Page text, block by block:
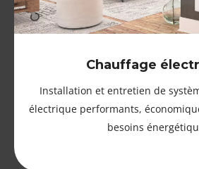
Chauffage
Installation et entretien de
électrique performants,
besoins